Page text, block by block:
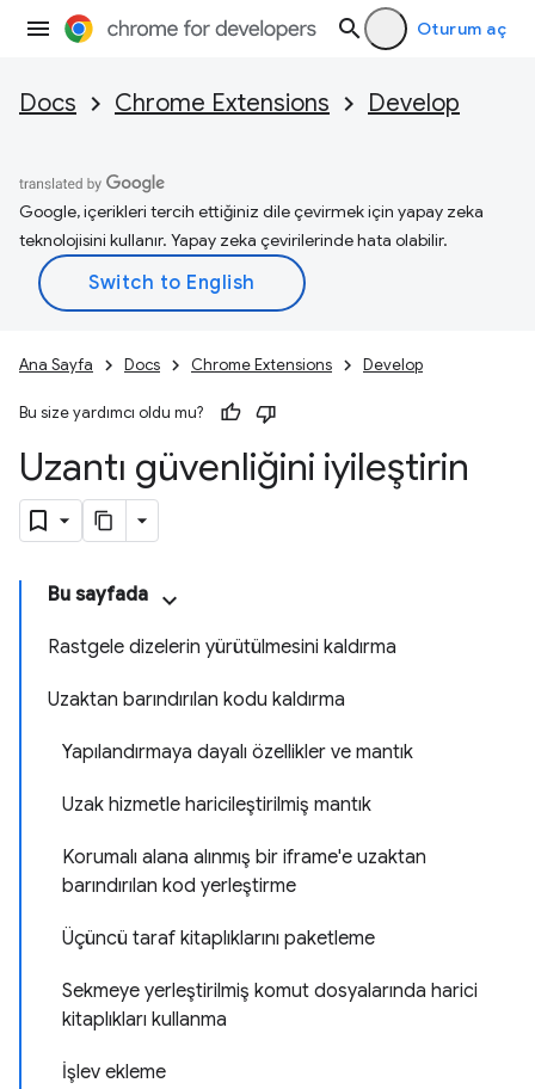
Oturum aç
Docs Chrome Extensions Develop
Google, içerikleri tercih ettiğiniz dile çevirmek için yapay zeka
teknolojisini kullanır. Yapay zeka çevirilerinde hata olabilir.
Ana Sayfa Docs Chrome Extensions Develop
Bu size yardımcı oldu mu?
Uzantı güvenliğini iyileştirin
Bu sayfada
Rastgele dizelerin yürütülmesini kaldırma
Uzaktan barındırılan kodu kaldırma
Yapılandırmaya dayalı özellikler ve mantık
Uzak hizmetle haricileştirilmiş mantık
Korumalı alana alınmış bir iframe'e uzaktan
barındırılan kod yerleştirme
Üçüncü taraf kitaplıklarını paketleme
Sekmeye yerleştirilmiş komut dosyalarında harici
kitaplıkları kullanma
İşlev ekleme